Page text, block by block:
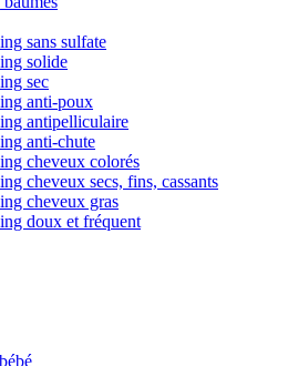
sans sulfate
solide
sec
anti-poux
antipelliculaire
anti-chute
cheveux colorés
cheveux secs, fins, cassants
cheveux gras
doux et fréquent